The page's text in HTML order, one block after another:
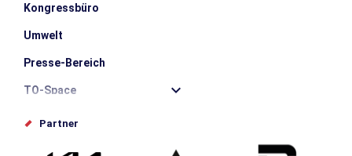
Kongressbüro
Umwelt
Presse-Bereich
TO-Space
Offices de tourisme
Partner